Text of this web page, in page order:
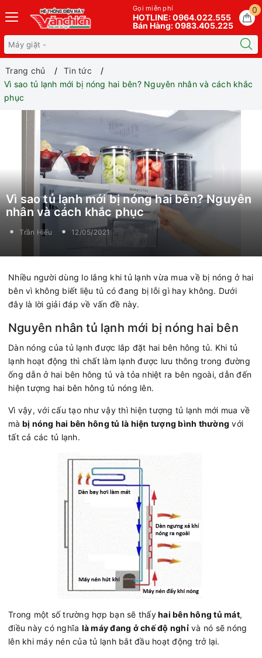
0
Gọi miễn phí
HOTLINE: 0964.022.555
Bán Hàng: 0983.405.225
Trang chủ
Tin tức
Vì sao tủ lạnh mới bị nóng hai bên? Nguyên nhân và cách khắc
phục
Vì sao tủ lạnh mới bị nóng hai bên? Nguyên
nhân và cách khắc phục
Trần Hiếu 12/05/2021
Nhiều người dùng lo lắng khi tủ lạnh vừa mua về bị nóng ở hai
bên vì không biết liệu tủ có đang bị lỗi gì hay không. Dưới
đây là lời giải đáp về vấn đề này.
Nguyên nhân tủ lạnh mới bị nóng hai bên
Dàn nóng của tủ lạnh được lắp đặt hai bên hông tủ. Khi tủ
lạnh hoạt động thì chất làm lạnh được lưu thông trong đường
ống dẫn ở hai bên hông tủ và tỏa nhiệt ra bên ngoài, dẫn đến
hiện tượng hai bên hông tủ nóng lên.
Vì vậy, với cấu tạo như vậy thì hiện tượng tủ lạnh mới mua về
mà bị nóng hai bên hông tủ là hiện tượng bình thường với
tất cả các tủ lạnh.
Trong một số trường hợp bạn sẽ thấyhai bên hông tủ mát,
điều này có nghĩa là máy đang ở chế độ nghỉvà nó sẽ nóng
lên khi máy nén của tủ lạnh bắt đầu hoạt động trở lại.